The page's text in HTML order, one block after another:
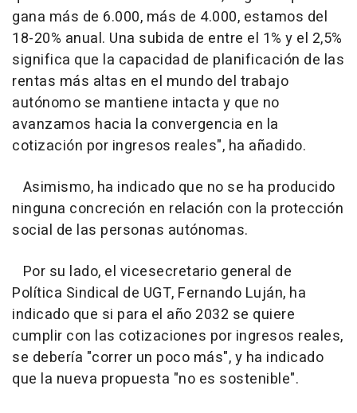
gana más de 6.000, más de 4.000, estamos del
18-20% anual. Una subida de entre el 1% y el 2,5%
significa que la capacidad de planificación de las
rentas más altas en el mundo del trabajo
autónomo se mantiene intacta y que no
avanzamos hacia la convergencia en la
cotización por ingresos reales", ha añadido.
Asimismo, ha indicado que no se ha producido
ninguna concreción en relación con la protección
social de las personas autónomas.
Por su lado, el vicesecretario general de
Política Sindical de UGT, Fernando Luján, ha
indicado que si para el año 2032 se quiere
cumplir con las cotizaciones por ingresos reales,
se debería "correr un poco más", y ha indicado
que la nueva propuesta "no es sostenible".